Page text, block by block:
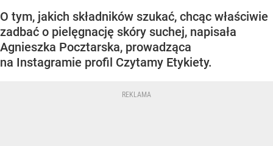
O tym, jakich składników szukać, chcąc właściwie
zadbać o pielęgnację skóry suchej, napisała
Agnieszka Pocztarska, prowadząca
na Instagramie profil Czytamy Etykiety.